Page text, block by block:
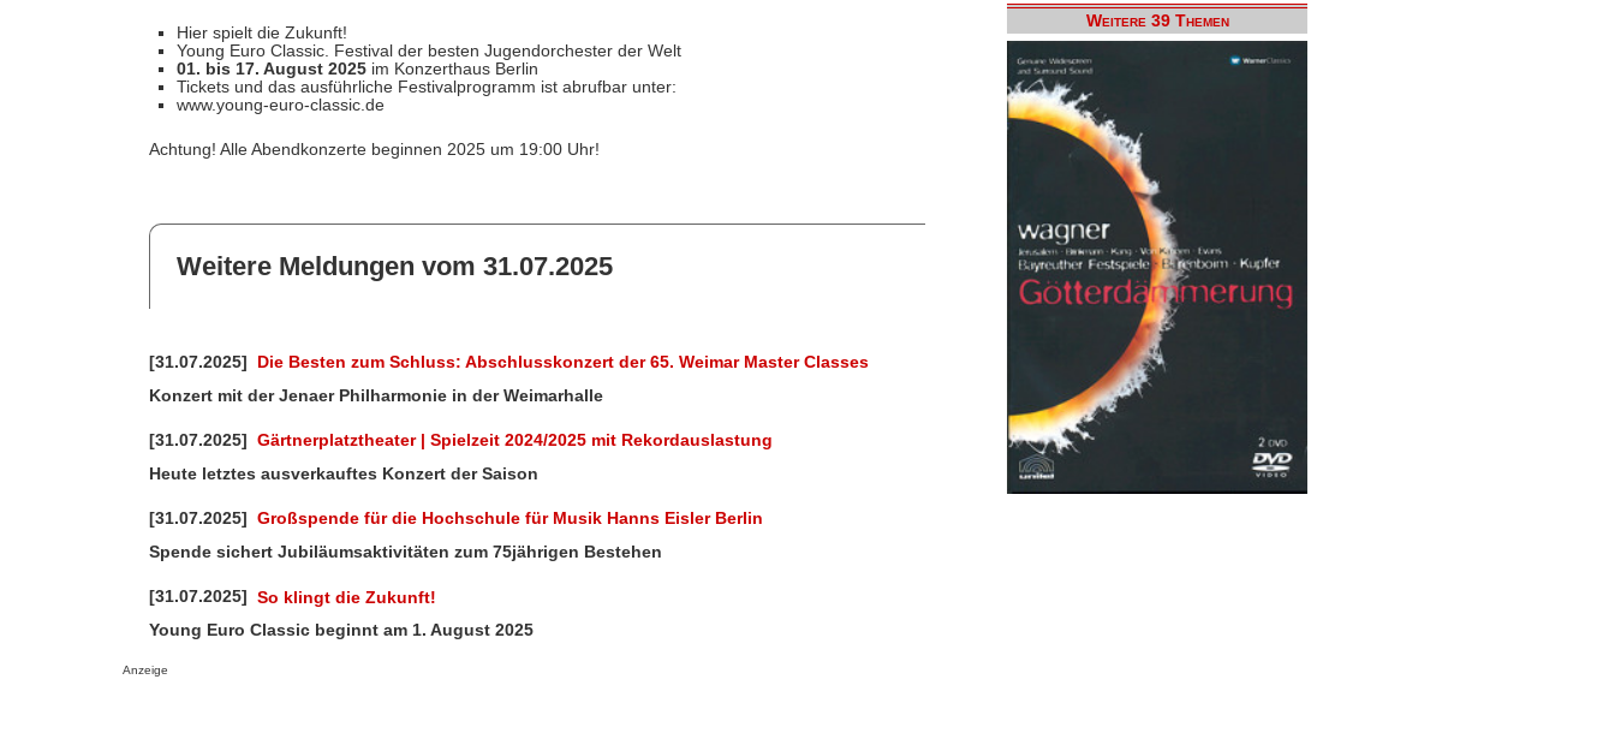
Hier spielt die Zukunft!
Young Euro Classic. Festival der besten Jugendorchester der Welt
01. bis 17. August 2025 im Konzerthaus Berlin
Tickets und das ausführliche Festivalprogramm ist abrufbar unter:
www.young-euro-classic.de
Achtung! Alle Abendkonzerte beginnen 2025 um 19:00 Uhr!
Weitere Meldungen vom 31.07.2025
[31.07.2025]
Die Besten zum Schluss: Abschlusskonzert der 65. Weimar Master Classes
Konzert mit der Jenaer Philharmonie in der Weimarhalle
[31.07.2025] Gärtnerplatztheater | Spielzeit 2024/2025 mit Rekordauslastung
Heute letztes ausverkauftes Konzert der Saison
[31.07.2025] Großspende für die Hochschule für Musik Hanns Eisler Berlin
Spende sichert Jubiläumsaktivitäten zum 75jährigen Bestehen
[31.07.2025] So klingt die Zukunft!
Young Euro Classic beginnt am 1. August 2025
Anzeige
Weitere 39 Themen